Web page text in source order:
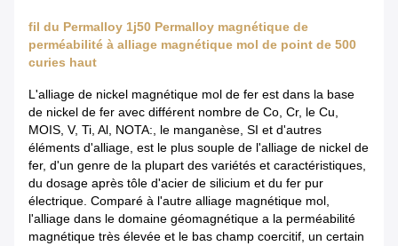
fil du Permalloy 1j50 Permalloy magnétique de
perméabilité à alliage magnétique mol de point de 500
curies haut
L'alliage de nickel magnétique mol de fer est dans la base
de nickel de fer avec différent nombre de Co, Cr, le Cu,
MOIS, V, Ti, Al, NOTA:, le manganèse, SI et d'autres
éléments d'alliage, est le plus souple de l'alliage de nickel de
fer, d'un genre de la plupart des variétés et caractéristiques,
du dosage après tôle d'acier de silicium et du fer pur
électrique. Comparé à l'autre alliage magnétique mol,
l'alliage dans le domaine géomagnétique a la perméabilité
magnétique très élevée et le bas champ coercitif, un certain